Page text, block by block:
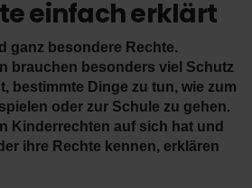
einfach erklärt
ganz besondere Rechte.
brauchen besonders viel Schutz
bestimmte Dinge zu tun, wie zum
oder zur Schule zu gehen.
Kinderrechten auf sich hat und
ihre Rechte kennen, erklären